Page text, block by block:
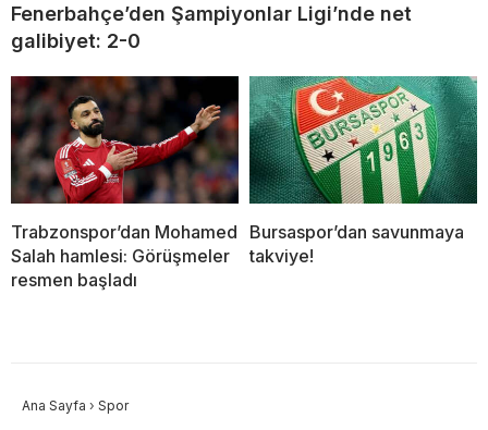
Fenerbahçe’den Şampiyonlar Ligi’nde net
galibiyet: 2-0
Trabzonspor’dan Mohamed
Salah hamlesi: Görüşmeler
resmen başladı
Bursaspor’dan savunmaya
takviye!
Ana Sayfa › Spor